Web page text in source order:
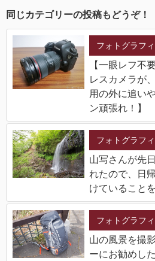
同じカテゴリーの投稿もどうぞ！
フォトグラフ
【一眼レフ不
レスカメラが
用の外に追い
ン頑張れ！】
フォトグラフ
山写さんが先
れたので、日
けていること
フォトグラフ
山の風景を撮
ーにお勧めし